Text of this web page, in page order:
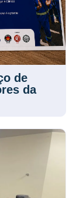
de
da